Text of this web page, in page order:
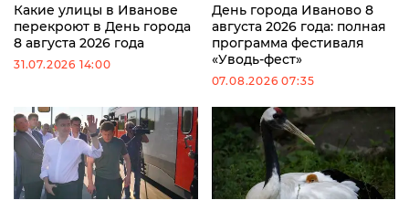
Какие улицы в Иванове
перекроют в День города
8 августа 2026 года
31.07.2026 14:00
День города Иваново 8
августа 2026 года: полная
программа фестиваля
«Уводь-фест»
07.08.2026 07:35